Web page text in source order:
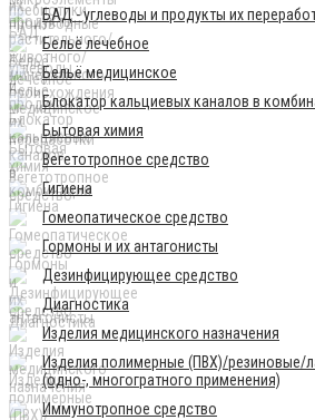
БАД - углеводы и продукты их
Бельё лечебное
Бельё медицинское
Блокатор кальциевых каналов в
Бытовая химия
Вегетотропное средство
Гигиена
Гомеопатическое средство
Гормоны и их антагонисты
Дезинфицирующее средство
Диагностика
Изделия медицинского назначения
Изделия полимерные (ПВХ)/резиновые/
(одно-, многогратного применения)
Иммунотропное средство